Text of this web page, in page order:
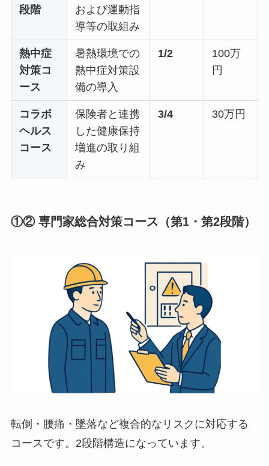
段階
および運動指
導等の取組み
熱中症
対策コ
ース
暑熱環境での
熱中症対策設
備の導入
1/2
100万
円
コラボ
ヘルス
コース
保険者と連携
した健康保持
増進の取り組
み
3/4 30万円
①② 専門家総合対策コース（第1・第2段階）
転倒・腰痛・墜落など複合的なリスクに対応する
コースです。2段階構造になっています。